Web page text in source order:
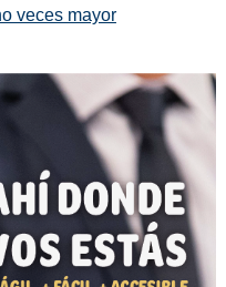
veces mayor